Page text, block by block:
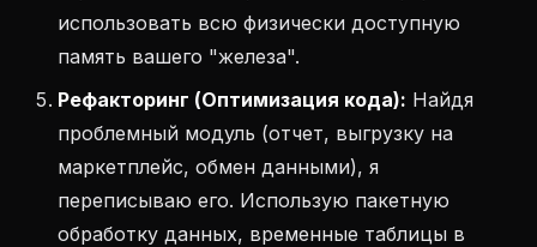
использовать всю физически доступную
память вашего "железа".
Рефакторинг (Оптимизация кода): Найдя
проблемный модуль (отчет, выгрузку на
маркетплейс, обмен данными), я
переписываю его. Использую пакетную
обработку данных, временные таблицы в